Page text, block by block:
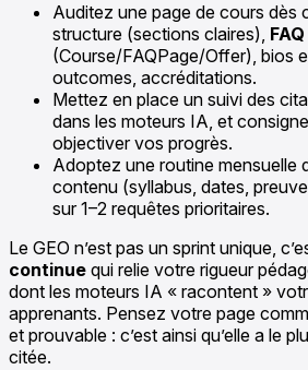
Auditez une page de cours dès
structure (sections claires),
(Course/FAQPage/Offer), bios
outcomes, accréditations.
Mettez en place un suivi des
dans les moteurs IA, et
objectiver vos progrès.
Adoptez une routine mensuelle
contenu (syllabus, dates,
sur 1–2 requêtes prioritaires.
Le GEO n’est pas un sprint unique,
continue qui relie votre rigueur
dont les moteurs IA « racontent »
apprenants. Pensez votre page
et prouvable : c’est ainsi qu’elle a le
citée.